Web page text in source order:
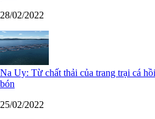
28/02/2022
Na Uy: Từ chất thải của trang trại cá
bón
25/02/2022